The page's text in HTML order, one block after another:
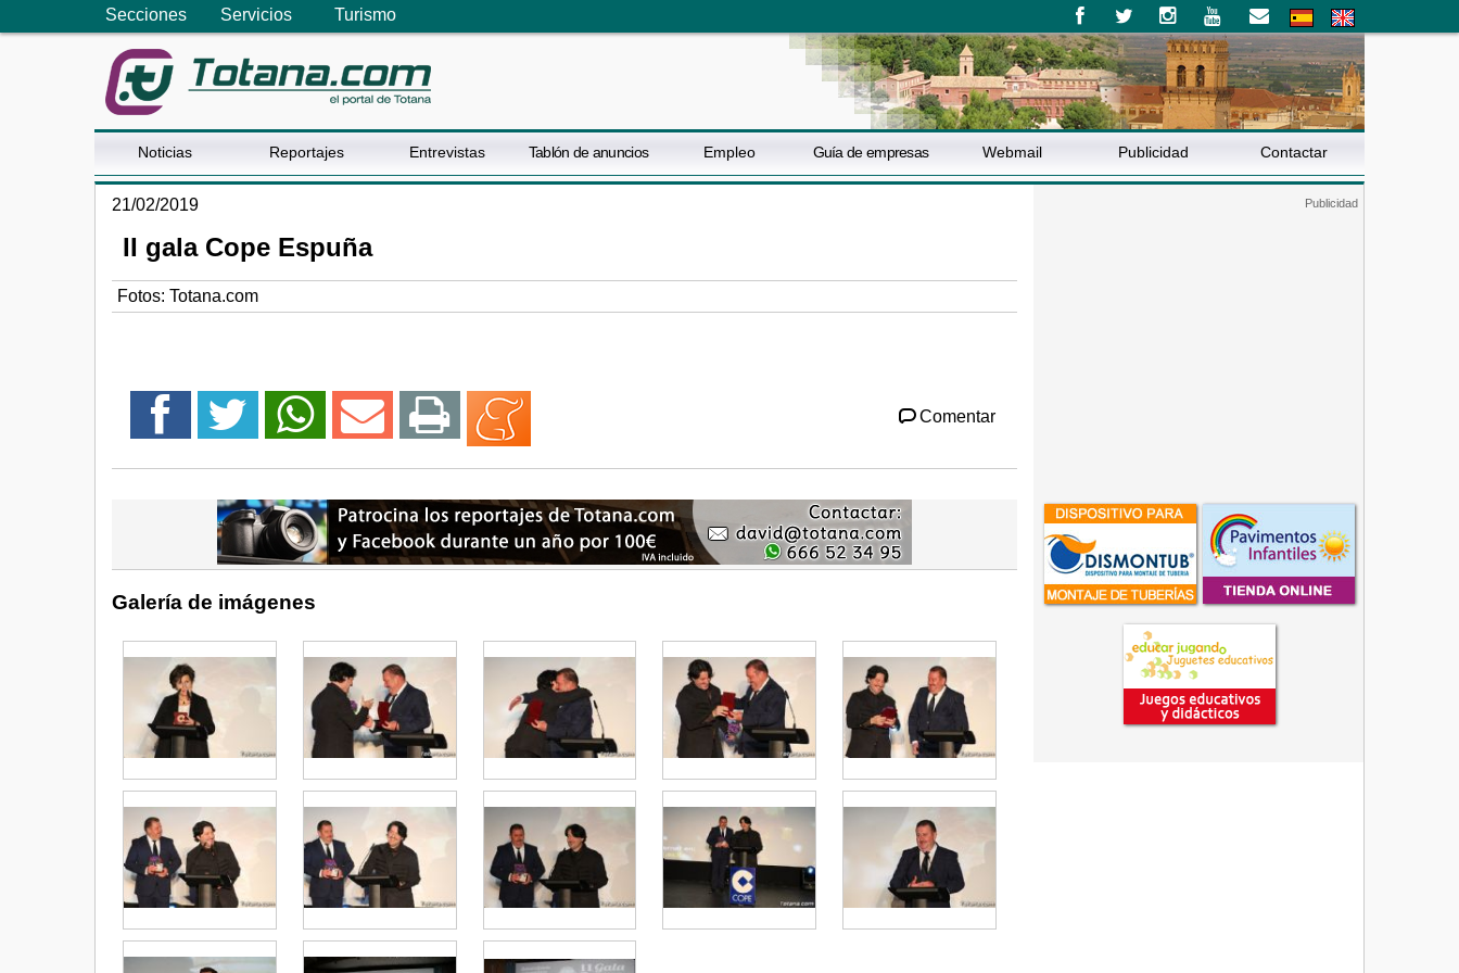
Secciones Servicios Turismo
Noticias Reportajes Entrevistas Tablón de anuncios Empleo Guía de empresas Webmail Publicidad Contactar
21/02/2019
II gala Cope Espuña
Fotos: Totana.com
Comentar
Galería de imágenes